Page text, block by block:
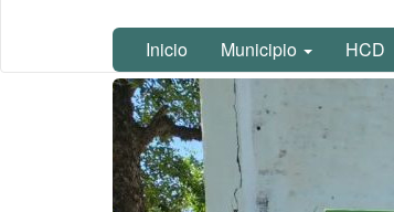
Inicio Municipio HCD
Contenido
principal